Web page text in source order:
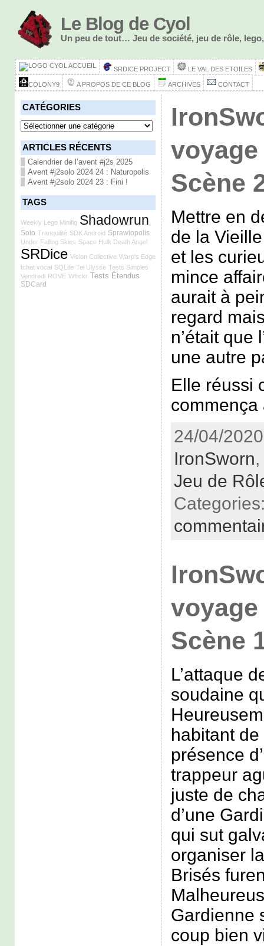
Le Blog de Cyol
Un peu de tout… Jeu de société, jeu de rôle,
ACCUEIL SRDICE PROJECT LE VAL DES ETOILES
COLONY9 A PROPOS DE CE BLOG ARCHIVES CONTACT
CATÉGORIES
Catégories
ARTICLES RÉCENTS
Calendrier de l’avent #j2s 2025
Avent #j2solo 2024 24 : Naturopolis
Avent #j2solo 2024 23 : Fini !
TAGS
Weekly Lego Minifig Shadowrun
Solo Tranquilité SDK Android Sprawlopolis
Under Falling Skies Space Hulk Death Angel
SRDice Vision Collective Warp's Edge
tchat vocal SQLite Tel Ulysse Tests Simples
Vendredi ROVE Wflickr Tests Étendus
SDCard
Scène
Mettre en
de la
et les
mince
aurait à
regard
n’était que
une autre
Elle réussi
24/04/
IronSworn,
Jeu de
Scène
L’attaque
soudaine
habitant
présence
trappeur
juste de
d’une
qui sut
organiser
Brisés
Gardienne
coup bien